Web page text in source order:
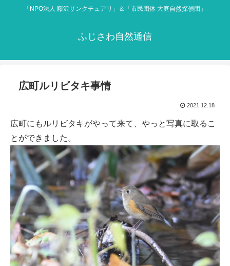
「NPO法人 藤沢サンクチュアリ」＆「市民団体 大庭自然探偵団」
ふじさわ自然通信
広町ルリビタキ事情
2021.12.18
広町にもルリビタキがやって来て、やっと写真に取るこ
とができました。